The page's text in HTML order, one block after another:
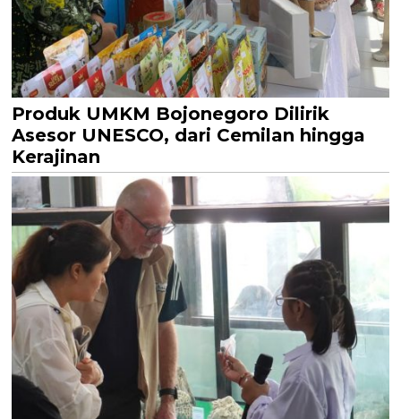
Produk UMKM Bojonegoro Dilirik
Asesor UNESCO, dari Cemilan hingga
Kerajinan